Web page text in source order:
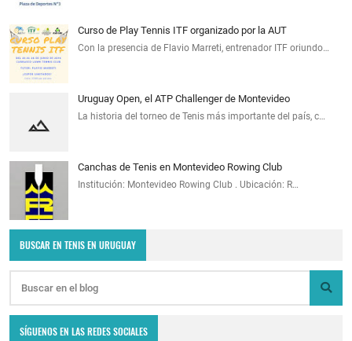
Curso de Play Tennis ITF organizado por la AUT
Con la presencia de Flavio Marreti, entrenador ITF oriundo…
Uruguay Open, el ATP Challenger de Montevideo
La historia del torneo de Tenis más importante del país, c…
Canchas de Tenis en Montevideo Rowing Club
Institución: Montevideo Rowing Club . Ubicación: R…
BUSCAR EN TENIS EN URUGUAY
SÍGUENOS EN LAS REDES SOCIALES